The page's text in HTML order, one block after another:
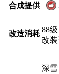
合成提供
改造消耗 88级
改装
深雪